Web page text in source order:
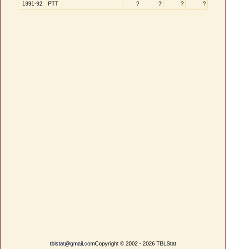
1991-92 PTT ? ? ? ?
tblstat@gmail.comCopyright © 2002 - 2026 TBLStat